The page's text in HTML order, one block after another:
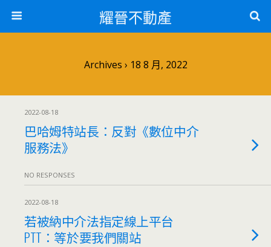
耀晉不動產
Archives › 18 8 月, 2022
2022-08-18
巴哈姆特站長：反對《數位中介
服務法》
NO RESPONSES
2022-08-18
若被納中介法指定線上平台
PTT：等於要我們關站